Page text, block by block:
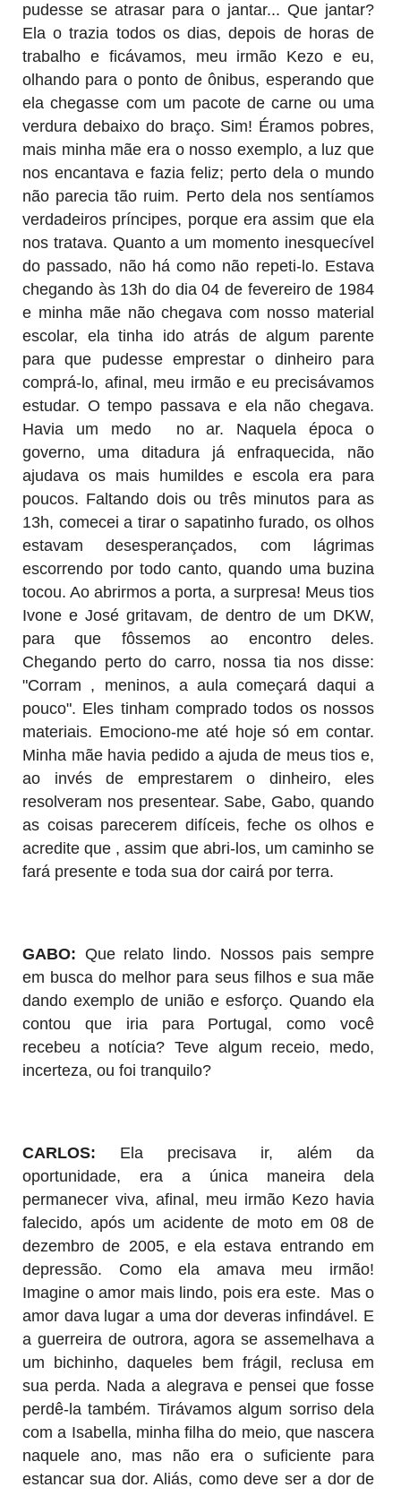
pudesse se atrasar para o jantar... Que jantar?
Ela o trazia todos os dias, depois de horas de
trabalho e ficávamos, meu irmão Kezo e eu,
olhando para o ponto de ônibus, esperando que
ela chegasse com um pacote de carne ou uma
verdura debaixo do braço. Sim! Éramos pobres,
mais minha mãe era o nosso exemplo, a luz que
nos encantava e fazia feliz; perto dela o mundo
não parecia tão ruim. Perto dela nos sentíamos
verdadeiros príncipes, porque era assim que ela
nos tratava. Quanto a um momento inesquecível
do passado, não há como não repeti-lo. Estava
chegando às 13h do dia 04 de fevereiro de 1984
e minha mãe não chegava com nosso material
escolar, ela tinha ido atrás de algum parente
para que pudesse emprestar o dinheiro para
comprá-lo, afinal, meu irmão e eu precisávamos
estudar. O tempo passava e ela não chegava.
Havia um medo no ar. Naquela época o
governo, uma ditadura já enfraquecida, não
ajudava os mais humildes e escola era para
poucos. Faltando dois ou três minutos para as
13h, comecei a tirar o sapatinho furado, os olhos
estavam desesperançados, com lágrimas
escorrendo por todo canto, quando uma buzina
tocou. Ao abrirmos a porta, a surpresa! Meus tios
Ivone e José gritavam, de dentro de um DKW,
para que fôssemos ao encontro deles.
Chegando perto do carro, nossa tia nos disse:
"Corram , meninos, a aula começará daqui a
pouco". Eles tinham comprado todos os nossos
materiais. Emociono-me até hoje só em contar.
Minha mãe havia pedido a ajuda de meus tios e,
ao invés de emprestarem o dinheiro, eles
resolveram nos presentear. Sabe, Gabo, quando
as coisas parecerem difíceis, feche os olhos e
acredite que , assim que abri-los, um caminho se
fará presente e toda sua dor cairá por terra.
GABO: Que relato lindo. Nossos pais sempre
em busca do melhor para seus filhos e sua mãe
dando exemplo de união e esforço. Quando ela
contou que iria para Portugal, como você
recebeu a notícia? Teve algum receio, medo,
incerteza, ou foi tranquilo?
CARLOS: Ela precisava ir, além da
oportunidade, era a única maneira dela
permanecer viva, afinal, meu irmão Kezo havia
falecido, após um acidente de moto em 08 de
dezembro de 2005, e ela estava entrando em
depressão. Como ela amava meu irmão!
Imagine o amor mais lindo, pois era este. Mas o
amor dava lugar a uma dor deveras infindável. E
a guerreira de outrora, agora se assemelhava a
um bichinho, daqueles bem frágil, reclusa em
sua perda. Nada a alegrava e pensei que fosse
perdê-la também. Tirávamos algum sorriso dela
com a Isabella, minha filha do meio, que nascera
naquele ano, mas não era o suficiente para
estancar sua dor. Aliás, como deve ser a dor de